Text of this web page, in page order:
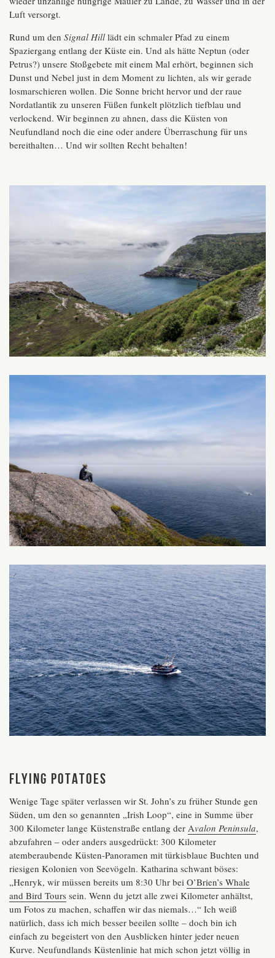
Luft versorgt.
Rund um den Signal Hill lädt ein schmaler Pfad zu einem
Spaziergang entlang der Küste ein. Und als hätte Neptun (oder
Petrus?) unsere Stoßgebete mit einem Mal erhört, beginnen sich
Dunst und Nebel just in dem Moment zu lichten, als wir gerade
losmarschieren wollen. Die Sonne bricht hervor und der raue
Nordatlantik zu unseren Füßen funkelt plötzlich tiefblau und
verlockend. Wir beginnen zu ahnen, dass die Küsten von
Neufundland noch die eine oder andere Überraschung für uns
bereithalten… Und wir sollten Recht behalten!
Flying Potatoes
Wenige Tage später verlassen wir St. John’s zu früher Stunde gen
Süden, um den so genannten „Irish Loop“, eine in Summe über
300 Kilometer lange Küstenstraße entlang der Avalon Peninsula,
abzufahren – oder anders ausgedrückt: 300 Kilometer
atemberaubende Küsten-Panoramen mit türkisblaue Buchten und
riesigen Kolonien von Seevögeln. Katharina schwant böses:
„Henryk, wir müssen bereits um 8:30 Uhr bei O’Brien’s Whale
and Bird Tours sein. Wenn du jetzt alle zwei Kilometer anhältst,
um Fotos zu machen, schaffen wir das niemals…“ Ich weiß
natürlich, dass ich mich besser beeilen sollte – doch bin ich
einfach zu begeistert von den Ausblicken hinter jeder neuen
Kurve. Neufundlands Küstenlinie hat mich schon jetzt völlig in